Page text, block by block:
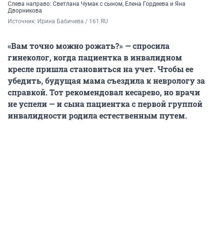
Слева направо: Светлана Чумак с сыном, Елена Гордеева и Яна
Дворникова
Источник: Ирина Бабичева / 161.RU
«Вам точно можно рожать?» — спросила
гинеколог, когда пациентка в инвалидном
кресле пришла становиться на учет. Чтобы ее
убедить, будущая мама съездила к неврологу за
справкой. Тот рекомендовал кесарево, но врачи
не успели — и сына пациентка с первой группой
инвалидности родила естественным путем.